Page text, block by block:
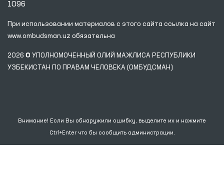
1096
При использовании материалов с этого сайта ссылка на сайт
www.ombudsman.uz обязательна
2026 © УПОЛНОМОЧЕННЫЙ ОЛИЙ МАЖЛИСА РЕСПУБЛИКИ
УЗБЕКИСТАН ПО ПРАВАМ ЧЕЛОВЕКА (ОМБУДСМАН)
Внимание! Если Вы обнаружили ошибку, выделите их и нажмите
Ctrl+Enter что бы сообщить администрации.